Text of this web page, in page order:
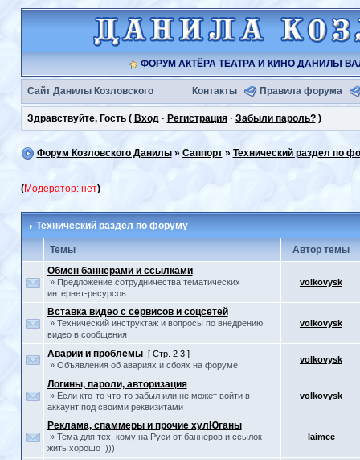
ФОРУМ АКТЁРА ТЕАТРА И КИНО ДАНИЛЫ
Сайт Данилы Козловского Контакты Правила форума
Здравствуйте, Гость ( Вход· Регистрация· Забыли пароль?)
Форум Козловского Данилы» Саппорт» Технический раздел по
(Модератор: нет)
Технический раздел по форуму
Темы
Автор темы
Обмен баннерами и ссылками
» Предложение сотрудничества тематических
интернет-ресурсов
volkovysk
Вставка видео с сервисов и соцсетей
» Технический инструктаж и вопросы по внедрению
видео в сообщения
volkovysk
Аварии и проблемы[ Стр. 2 3]
» Объявления об авариях и сбоях на форуме
volkovysk
Логины, пароли, авторизация
» Если кто-то что-то забыл или не может войти в
аккаунт под своими реквизитами
volkovysk
Реклама, спаммеры и прочие хулЮганы
» Тема для тех, кому на Руси от баннеров и ссылок
жить хорошо :)))
laimee